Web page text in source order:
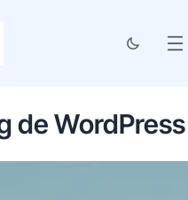
de WordPress